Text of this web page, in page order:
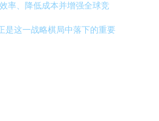
率、降低成本并增强全球竞
是这一战略棋局中落下的重要